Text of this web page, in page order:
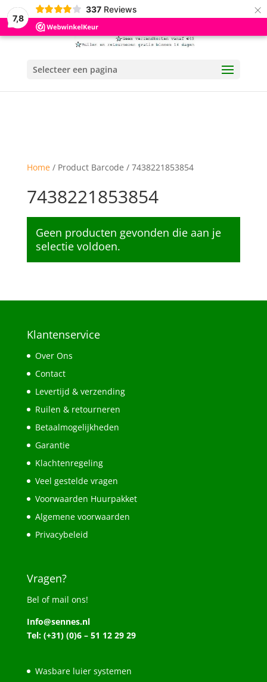
7,8
337 Reviews ×
Selecteer een pagina
Home/ Product Barcode / 7438221853854
7438221853854
Geen producten gevonden die aan je
selectie voldoen.
Klantenservice
Over Ons
Contact
Levertijd & verzending
Ruilen & retourneren
Betaalmogelijkheden
Garantie
Klachtenregeling
Veel gestelde vragen
Voorwaarden Huurpakket
Algemene voorwaarden
Privacybeleid
Vragen?
Bel of mail ons!
Info@sennes.nl
Tel: (+31) (0)6 – 51 12 29 29
Wasbare luier systemen